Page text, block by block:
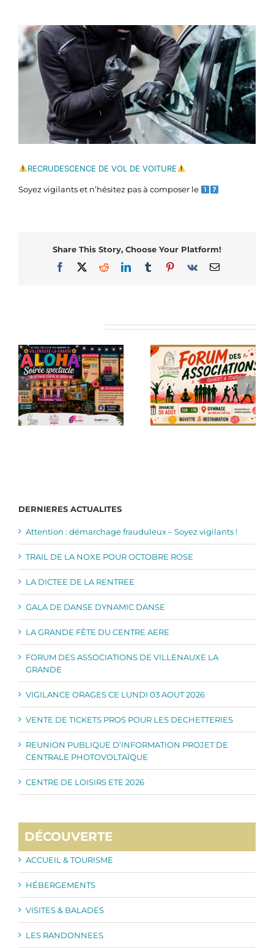
Voir
l'image
agrandie
RECRUDESCENCE DE VOL DE VOITURE
Soyez vigilants et n’hésitez pas à composer le
Share This Story, Choose Your Platform!
Facebook
X RedditLinkedInTumblrPinterest
Vk Email
DERNIERES ACTUALITES
Attention : démarchage frauduleux – Soyez vigilants !
TRAIL DE LA NOXE POUR OCTOBRE ROSE
LA DICTEE DE LA RENTREE
GALA DE DANSE DYNAMIC DANSE
LA GRANDE FÊTE DU CENTRE AERE
FORUM DES ASSOCIATIONS DE VILLENAUXE LA
GRANDE
VIGILANCE ORAGES CE LUNDI 03 AOUT 2026
VENTE DE TICKETS PROS POUR LES DECHETTERIES
REUNION PUBLIQUE D’INFORMATION PROJET DE
CENTRALE PHOTOVOLTAÏQUE
CENTRE DE LOISIRS ETE 2026
DÉCOUVERTE
ACCUEIL & TOURISME
HÉBERGEMENTS
VISITES & BALADES
LES RANDONNEES